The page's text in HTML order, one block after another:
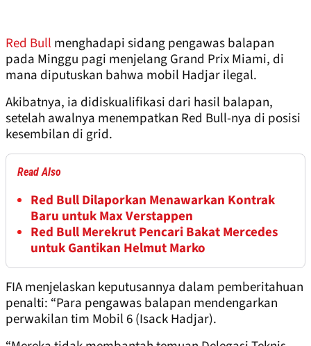
Red Bull menghadapi sidang pengawas balapan
pada Minggu pagi menjelang Grand Prix Miami, di
mana diputuskan bahwa mobil Hadjar ilegal.
Akibatnya, ia didiskualifikasi dari hasil balapan,
setelah awalnya menempatkan Red Bull-nya di posisi
kesembilan di grid.
Read Also
Red Bull Dilaporkan Menawarkan Kontrak
Baru untuk Max Verstappen
Red Bull Merekrut Pencari Bakat Mercedes
untuk Gantikan Helmut Marko
FIA menjelaskan keputusannya dalam pemberitahuan
penalti: “Para pengawas balapan mendengarkan
perwakilan tim Mobil 6 (Isack Hadjar).